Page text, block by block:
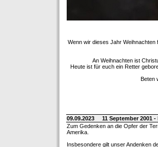
Wenn wir dieses Jahr
An Weihnachten ist
Heute ist für euch ein Retter
Beten
09.09.2023
11 September 2001
Zum Gedenken an die Opfer der
Amerika.
Insbesondere gilt unser Andenken